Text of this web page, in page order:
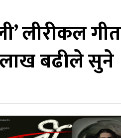
लीरीकल
बढीले सुने